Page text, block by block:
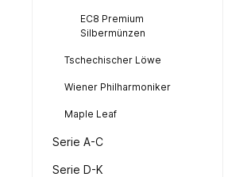
EC8 Premium
Silbermünzen
Tschechischer Löwe
Wiener Philharmoniker
Maple Leaf
Serie A-C
Serie D-K